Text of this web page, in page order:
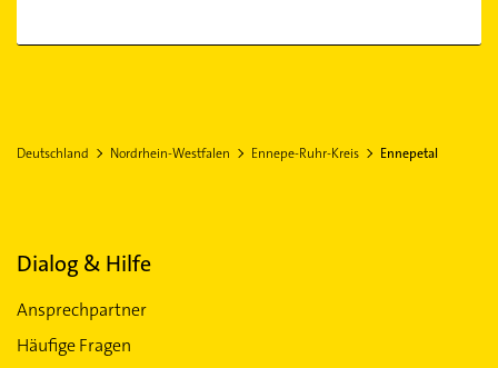
Deutschland Nordrhein-Westfalen Ennepe-Ruhr-Kreis Ennepetal
Dialog & Hilfe
Ansprechpartner
Häufige Fragen